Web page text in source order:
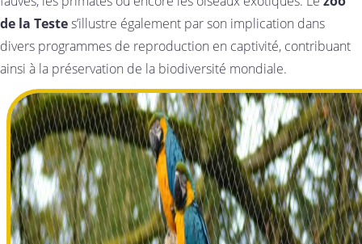
de la Testes’illustre également par son implication dans
divers programmes de reproduction en captivité, contribuant
ainsi à la préservation de la biodiversité mondiale.